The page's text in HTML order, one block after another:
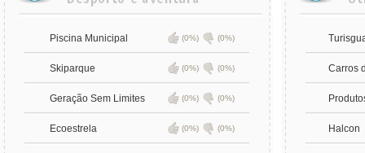
Piscina Municipal (0%) (0%)
Skiparque (0%) (0%)
Geração Sem Limites (0%) (0%)
Ecoestrela (0%) (0%)
Carros
Halcon